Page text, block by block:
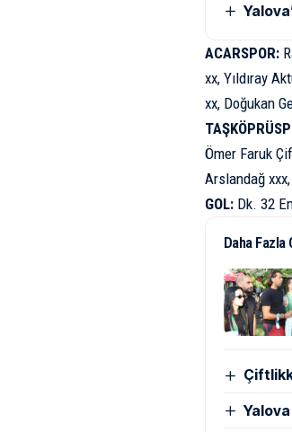
ACARSPOR:
xx, Yıldıray
xx, Doğukan
Ömer Faruk
Arslandağ
GOL:Dk. 32
Daha Fazla